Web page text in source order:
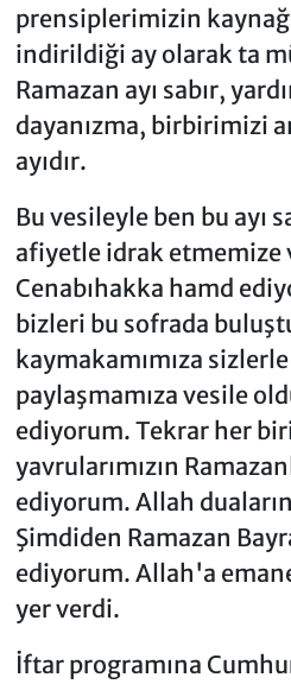
prensiplerimizin
indirildiği ay olarak ta
Ramazan ayı sabır,
dayanızma, birbirimizi
ayıdır.
Bu vesileyle ben bu ayı
afiyetle idrak etmemize
Cenabıhakka hamd
bizleri bu sofrada
kaymakamımıza sizlerle
paylaşmamıza vesile
ediyorum. Tekrar her
yavrularımızın
ediyorum. Allah
Şimdiden Ramazan
ediyorum. Allah'a
yer verdi.
İftar programına